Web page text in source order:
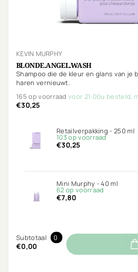
KEVIN MURPHY
BLONDE.ANGEL.WASH
Shampoo die de kleur en glans van je
haren vernieuwt.
165 op voorraadvoor 21:00u besteld,
€30,25
Retailverpakking - 250 ml
103 op voorraad
€30,25
Mini Murphy - 40 ml
62 op voorraad
€7,80
Subtotaal 0
€0,00